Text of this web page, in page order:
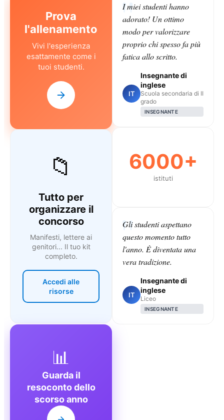
Prova
l'allenamento
Vivi l'esperienza
esattamente come i
tuoi studenti.
📁
Tutto per
organizzare il
concorso
Manifesti, lettere ai
genitori... Il tuo kit
completo.
Accedi alle
risorse
I miei studenti hanno
adorato! Un ottimo
modo per valorizzare
proprio chi spesso fa più
fatica allo scritto.
IT
Insegnante di
inglese
Scuola secondaria di II
grado
INSEGNANTE
6000+
istituti
Gli studenti aspettano
questo momento tutto
l'anno. È diventata una
vera tradizione.
IT
Insegnante di
inglese
Liceo
INSEGNANTE
📊
Guarda il
resoconto dello
scorso anno